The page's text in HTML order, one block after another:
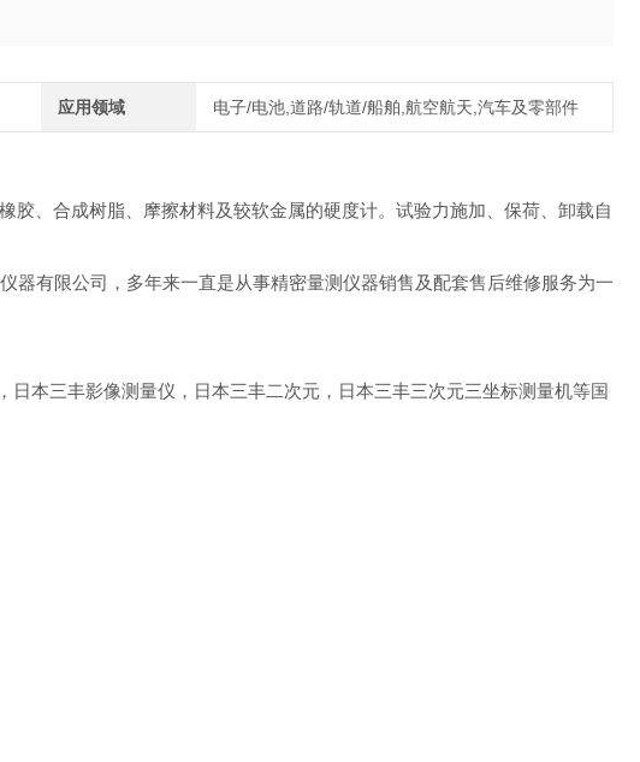
应用领域 电子/电池,道路/轨道/船舶,航空航天,汽车及零部件
胶、合成树脂、摩擦材料及较软金属的硬度计。试验力施加、保荷、卸载自
器有限公司，多年来一直是从事精密量测仪器销售及配套售后维修服务为一
本三丰影像测量仪，日本三丰二次元，日本三丰三次元三坐标测量机等国